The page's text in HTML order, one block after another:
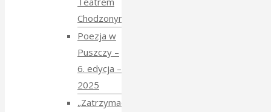
Chodzonym
Poezja w
Puszczy –
6. edycja –
2025
„Zatrzymać